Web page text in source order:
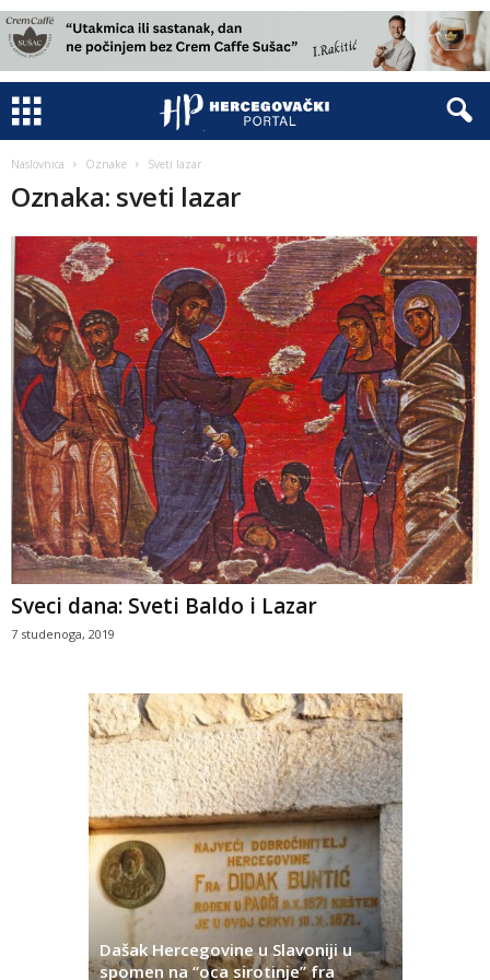
Naslovnica Oznake Sveti lazar
Oznaka: sveti lazar
Sveci dana: Sveti Baldo i Lazar
7 studenoga, 2019
Dašak Hercegovine u Slavoniji u
spomen na “oca sirotinje” fra